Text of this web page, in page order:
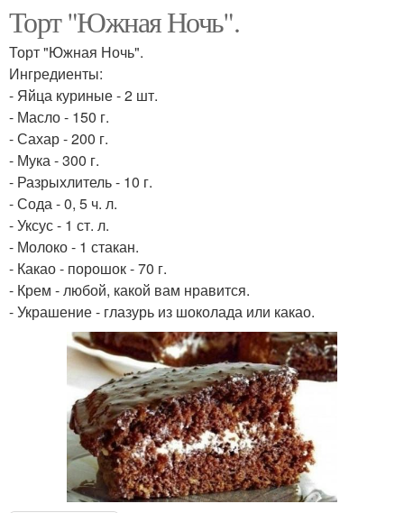
Торт "Южная Ночь".
Торт "Южная Ночь".
Ингредиенты:
- Яйца куриные - 2 шт.
- Масло - 150 г.
- Сахар - 200 г.
- Мука - 300 г.
- Разрыхлитель - 10 г.
- Сода - 0, 5 ч. л.
- Уксус - 1 ст. л.
- Молоко - 1 стакан.
- Какао - порошок - 70 г.
- Крем - любой, какой вам нравится.
- Украшение - глазурь из шоколада или какао.